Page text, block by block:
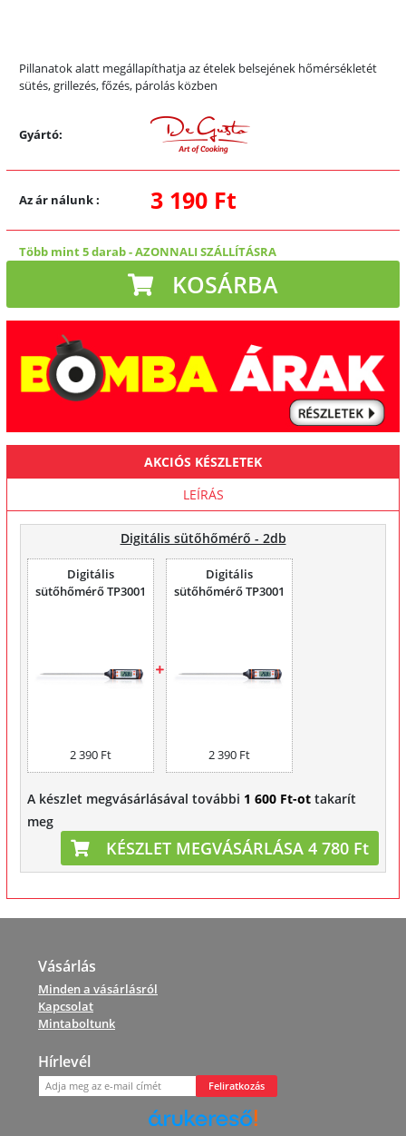
Pillanatok alatt megállapíthatja az ételek belsejének hőmérsékletét
sütés, grillezés, főzés, párolás közben
Gyártó:
Az ár nálunk: 3 190 Ft
Több mint 5 darab-AZONNALI SZÁLLÍTÁSRA
KOSÁRBA
AKCIÓS KÉSZLETEK
LEÍRÁS
Digitális sütőhőmérő - 2db
Digitális
sütőhőmérő TP3001
2 390 Ft
Digitális
sütőhőmérő TP3001
2 390 Ft
A készlet megvásárlásával további 1 600 Ft-ot takarít
meg
KÉSZLET MEGVÁSÁRLÁSA 4 780 Ft
Vásárlás
Minden a vásárlásról
Kapcsolat
Mintaboltunk
Hírlevél
Feliratkozás